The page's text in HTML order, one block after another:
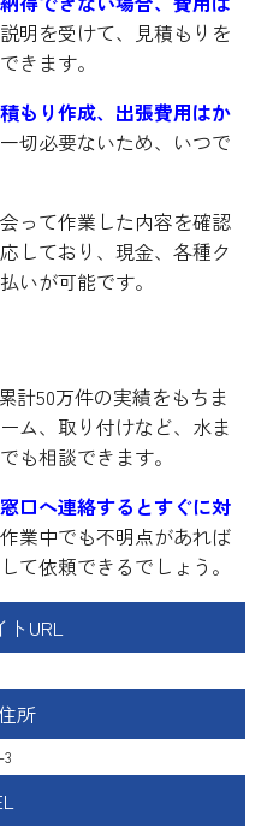
明を受けて、見積もりを
きます。
もり作成、出張費用はか
切必要ないため、いつで
って作業した内容を確認
しており、現金、各種ク
いが可能です。
計50万件の実績をもちま
ム、取り付けなど、水ま
も相談できます。
口へ連絡するとすぐに対
業中でも不明点があれば
て依頼できるでしょう。
トURL
所